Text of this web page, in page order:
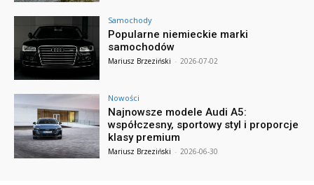
Samochody
Popularne niemieckie marki
samochodów
Mariusz Brzeziński - 2026-07-02
Nowości
Najnowsze modele Audi A5:
współczesny, sportowy styl i proporcje
klasy premium
Mariusz Brzeziński - 2026-06-30